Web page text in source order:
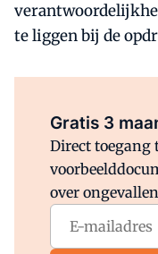
te liggen bij de
Gratis 3
Direct toegang
over